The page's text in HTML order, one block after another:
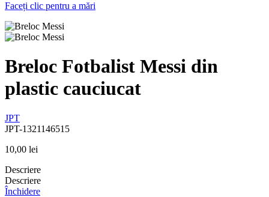
Faceți clic pentru a mări
Breloc Fotbalist Messi din
plastic cauciucat
JPT
JPT-1321146515
10,00 lei
Descriere
Descriere
Închidere